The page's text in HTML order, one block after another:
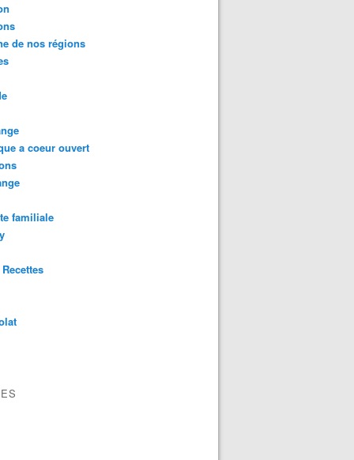
de nos régions
a coeur ouvert
familiale